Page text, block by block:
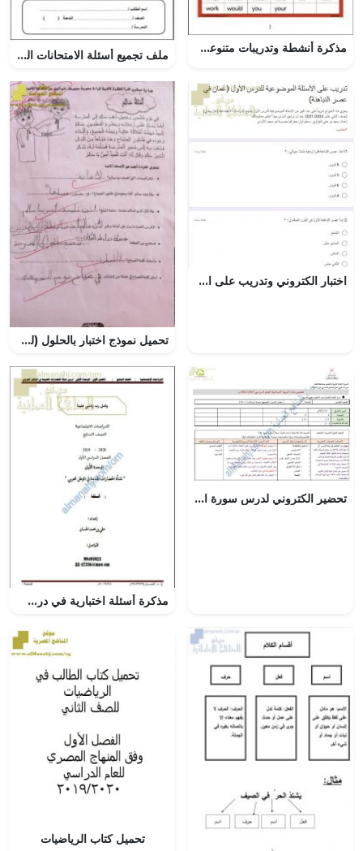
مذكرة أنشطة وتدريبات متنوعة نموذج 1 (لغة انجليزية) الثالث ملف تجميع أسئلة الامتحانات الرسمية والأجوبة للسنوات السابقة (تربية اسلامية) السابع
اختبار الكتروني وتدريب على الأسئلة الموضوعية للدرس الأول (عُمان في عصر النباهنة) (هذا وطني) الثاني عشر
تحميل نموذج اختبار بالحلول (لغة عربية) الثاني
تحضير الكتروني لدرس سورة المرسلات (1- 10) تلاوة وحفظ (تربية اسلامية) الخامس
مذكرة أسئلة اختبارية في درس نشأة الحضارات القديمة في الوطن العربي (اجتماعيات) السابع
تحميل كتاب الرياضيات